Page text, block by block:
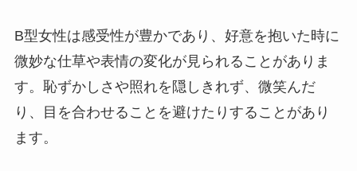
B型女性は感受性が豊かであり、好意を抱いた時に
微妙な仕草や表情の変化が見られることがありま
す。恥ずかしさや照れを隠しきれず、微笑んだ
り、目を合わせることを避けたりすることがあり
ます。